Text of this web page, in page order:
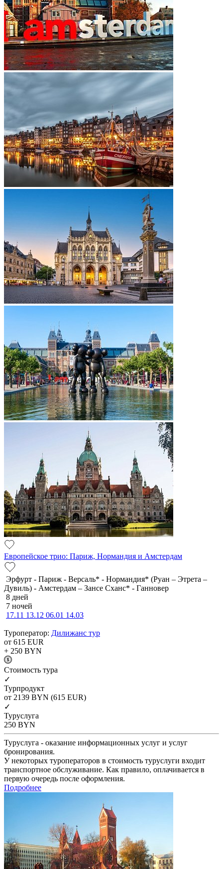
Европейское трио: Париж, Нормандия и Амстердам
Эрфурт - Париж - Версаль* - Нормандия* (Руан – Этрета –
Дувиль) - Амстердам – Зансе Сханс* - Ганновер
8 дней
7 ночей
17.11 13.12 06.01 14.03
Туроператор: Дилижанс тур
от 615 EUR
+ 250 BYN
Cтоимость тура
✓
Турпродукт
от 2139 BYN (615 EUR)
✓
Туруслуга
250 BYN
Туруслуга - оказание информационных услуг и услуг
бронирования.
У некоторых туроператоров в стоимость туруслуги входит
транспортное обслуживание. Как правило, оплачивается в
первую очередь после оформления.
Подробнее